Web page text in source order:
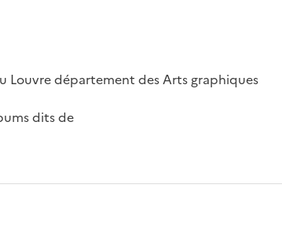
Louvre département des Arts graphiques
dits de